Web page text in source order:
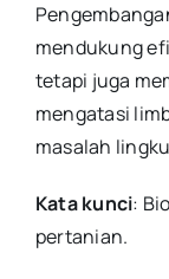
mendukung
tetapi juga
mengatasi
masalah
Kata kunci:
pertanian.